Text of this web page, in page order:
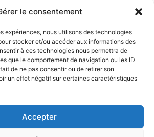
le consentement
expériences, nous utilisons des technologies
stocker et/ou accéder aux informations des
à ces technologies nous permettra de
que le comportement de navigation ou les ID
de ne pas consentir ou de retirer son
un effet négatif sur certaines caractéristiques
Accepter
Soutenez Contrepoints